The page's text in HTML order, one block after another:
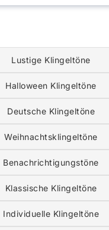
Lustige Klingeltöne
Halloween Klingeltöne
Deutsche Klingeltöne
Weihnachtsklingeltöne
Benachrichtigungstöne
Klassische Klingeltöne
Individuelle Klingeltöne